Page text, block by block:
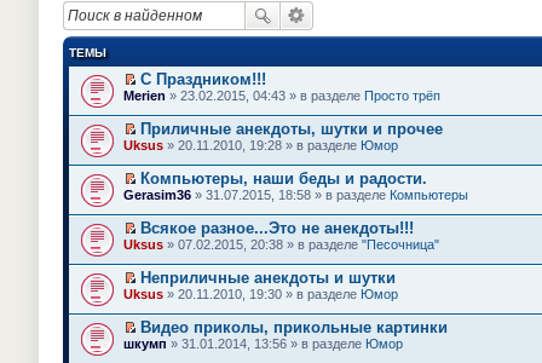
ТЕМЫ
П
р
е
й
т
и
к
е
р
в
о
м
у
е
п
р
С Праздником!!!
Merien » 23.02.2015, 04:43 » в разделе Просто трёп
П
р
е
й
т
и
к
е
р
в
о
м
у
Приличные анекдоты, шутки и прочее
Uksus » 20.11.2010, 19:28 » в разделе Юмор
П
р
е
й
т
и
к
е
р
в
Компьютеры, наши беды и радости.
Gerasim36 » 31.07.2015, 18:58 » в разделе Компьютеры
П
р
е
й
т
и
к
Всякое разное...Это не анекдоты!!!
Uksus » 07.02.2015, 20:38 » в разделе "Песочница"
П
р
е
й
Неприличные анекдоты и шутки
Uksus » 20.11.2010, 19:30 » в разделе Юмор
П
е
Видео приколы, прикольные картинки
шкумп » 31.01.2014, 13:56 » в разделе Юмор